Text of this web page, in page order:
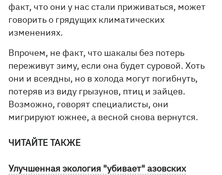
факт, что они у нас стали приживаться, может
говорить о грядущих климатических
изменениях.
Впрочем, не факт, что шакалы без потерь
переживут зиму, если она будет суровой. Хоть
они и всеядны, но в холода могут погибнуть,
потеряв из виду грызунов, птиц и зайцев.
Возможно, говорят специалисты, они
мигрируют южнее, а весной снова вернутся.
ЧИТАЙТЕ ТАКЖЕ
Улучшенная экология "убивает" азовских